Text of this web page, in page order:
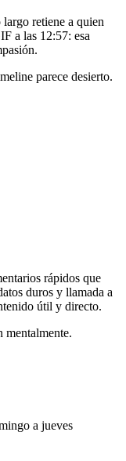
retiene a quien
a las 12:57: esa
parece desierto.
rápidos que
duros y llamada a
útil y directo.
mentalmente.
a jueves